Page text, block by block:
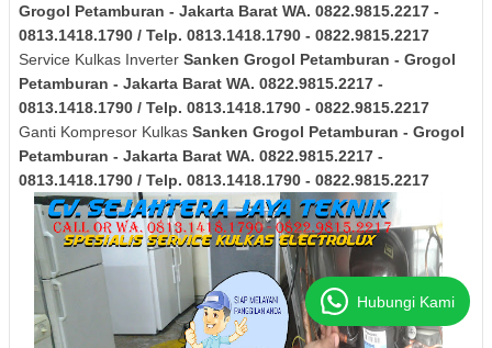
Grogol Petamburan - Jakarta Barat WA. 0822.9815.2217 -
0813.1418.1790 / Telp. 0813.1418.1790 - 0822.9815.2217
Service Kulkas Inverter Sanken Grogol Petamburan - Grogol
Petamburan - Jakarta Barat WA. 0822.9815.2217 -
0813.1418.1790 / Telp. 0813.1418.1790 - 0822.9815.2217
Ganti Kompresor Kulkas Sanken Grogol Petamburan - Grogol
Petamburan - Jakarta Barat WA. 0822.9815.2217 -
0813.1418.1790 / Telp. 0813.1418.1790 - 0822.9815.2217
Hubungi Kami